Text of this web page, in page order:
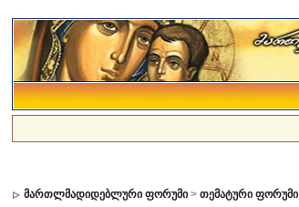
მართლმადიდებლური ფორუმი >თემატური ფორუმი